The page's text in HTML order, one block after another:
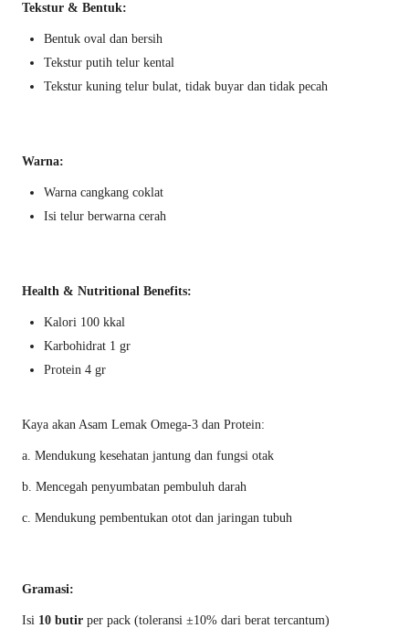
Tekstur & Bentuk:
Bentuk oval dan bersih
Tekstur putih telur kental
Tekstur kuning telur bulat, tidak buyar dan tidak pecah
Warna:
Warna cangkang coklat
Isi telur berwarna cerah
Health & Nutritional Benefits:
Kalori 100 kkal
Karbohidrat 1 gr
Protein 4 gr
Kaya akan Asam Lemak Omega-3 dan Protein:
a. Mendukung kesehatan jantung dan fungsi otak
b. Mencegah penyumbatan pembuluh darah
c. Mendukung pembentukan otot dan jaringan tubuh
Gramasi:
Isi 10 butir per pack (toleransi ±10% dari berat tercantum)